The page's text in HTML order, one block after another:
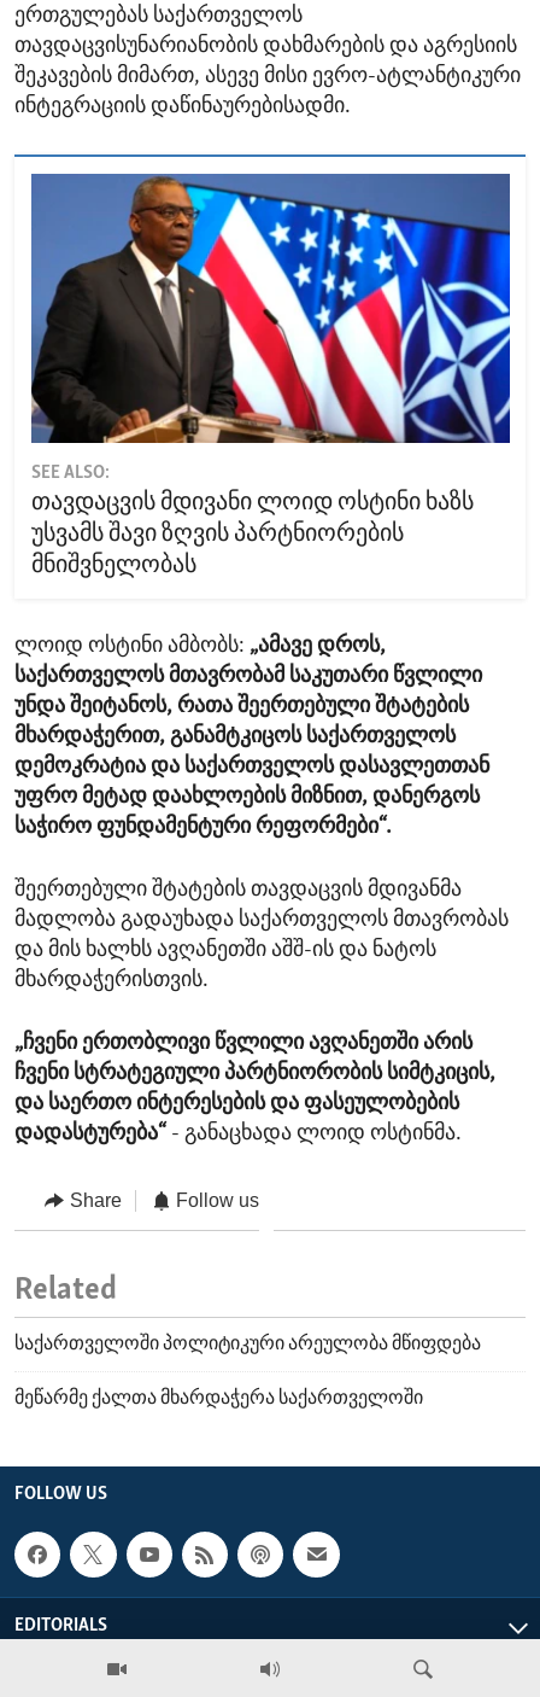
ერთგულებას საქართველოს
თავდაცვისუნარიანობის დახმარების და აგრესიის
შეკავების მიმართ, ასევე მისი ევრო-ატლანტიკური
ინტეგრაციის დაწინაურებისადმი.
SEE ALSO:
თავდაცვის მდივანი ლოიდ ოსტინი ხაზს
უსვამს შავი ზღვის პარტნიორების
მნიშვნელობას
ლოიდ ოსტინი ამბობს: „ამავე დროს,
საქართველოს მთავრობამ საკუთარი წვლილი
უნდა შეიტანოს, რათა შეერთებული შტატების
მხარდაჭერით, განამტკიცოს საქართველოს
დემოკრატია და საქართველოს დასავლეთთან
უფრო მეტად დაახლოების მიზნით, დანერგოს
საჭირო ფუნდამენტური რეფორმები“.
შეერთებული შტატების თავდაცვის მდივანმა
მადლობა გადაუხადა საქართველოს მთავრობას
და მის ხალხს ავღანეთში აშშ-ის და ნატოს
მხარდაჭერისთვის.
„ჩვენი ერთობლივი წვლილი ავღანეთში არის
ჩვენი სტრატეგიული პარტნიორობის სიმტკიცის,
და საერთო ინტერესების და ფასეულობების
დადასტურება“ - განაცხადა ლოიდ ოსტინმა.
Share Follow us
Related
საქართველოში პოლიტიკური არეულობა მწიფდება
მეწარმე ქალთა მხარდაჭერა საქართველოში
FOLLOW US
EDITORIALS